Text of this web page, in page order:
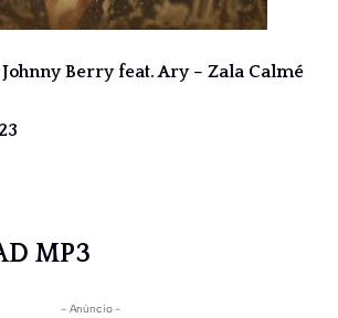
Johnny Berry feat. Ary – Zala Calmé
MP3
- Anúncio -